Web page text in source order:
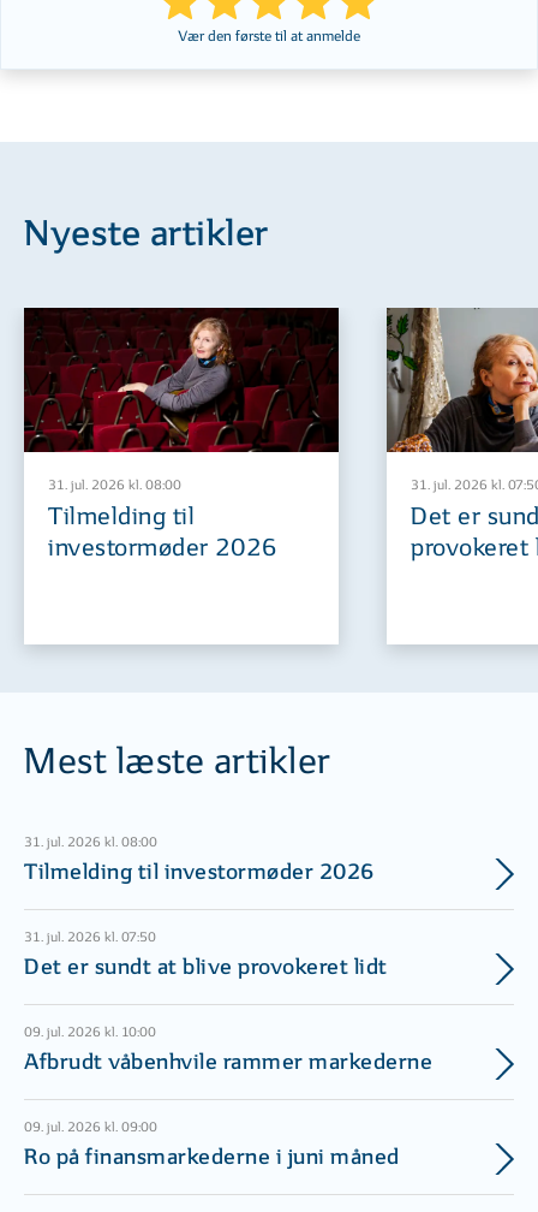
Vær den første til at anmelde
Nyeste artikler
31. jul. 2026 kl. 08:00
Tilmelding til
investormøder 2026
31. jul. 2026 kl.
Det er
provokeret
Mest læste artikler
31. jul. 2026 kl. 08:00
Tilmelding til investormøder 2026
31. jul. 2026 kl. 07:50
Det er sundt at blive provokeret lidt
09. jul. 2026 kl. 10:00
Afbrudt våbenhvile rammer markederne
09. jul. 2026 kl. 09:00
Ro på finansmarkederne i juni måned